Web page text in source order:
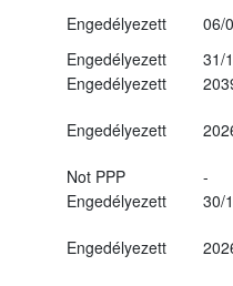
Engedélyezett
06/
Engedélyezett
31/
Engedélyezett
Engedélyezett
Not PPP
-
Engedélyezett
30/
Engedélyezett